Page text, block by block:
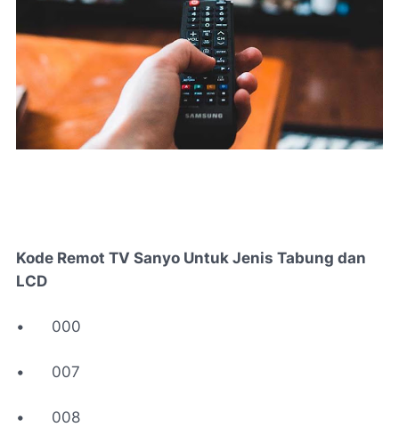
Kode Remot TV Sanyo Untuk Jenis Tabung dan
LCD
• 000
• 007
• 008